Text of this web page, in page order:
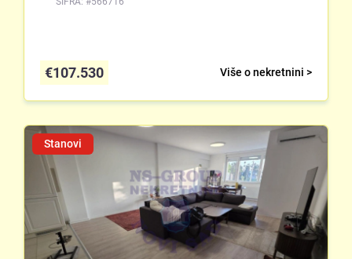
Više o nekretnini >
€107.530
Stanovi